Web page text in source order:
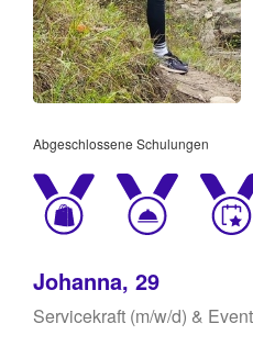
Abgeschlossene Schulungen
Johanna, 29
Servicekraft (m/w/d) &